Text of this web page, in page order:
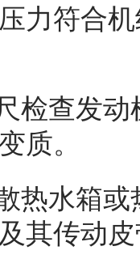
力符合
检查发
质。
热水箱
其传动